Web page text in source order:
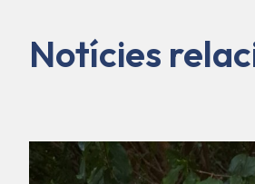
Notícies